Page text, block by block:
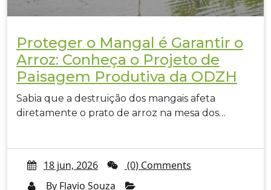
Proteger o Mangal é Garantir o
Arroz: Conheça o Projeto de
Paisagem Produtiva da ODZH
Sabia que a destruição dos mangais afeta
diretamente o prato de arroz na mesa dos…
18 jun, 2026
(0) Comments
By Flavio Souza